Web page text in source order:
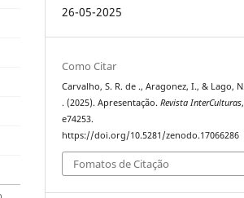
26-05-2025
Como Citar
Carvalho, S. R. de ., Aragonez, I., & Lago,
. (2025). Apresentação.Revista InterCulturas,
e74253.
https://doi.org/10.5281/zenodo.17066286
Fomatos de Citação